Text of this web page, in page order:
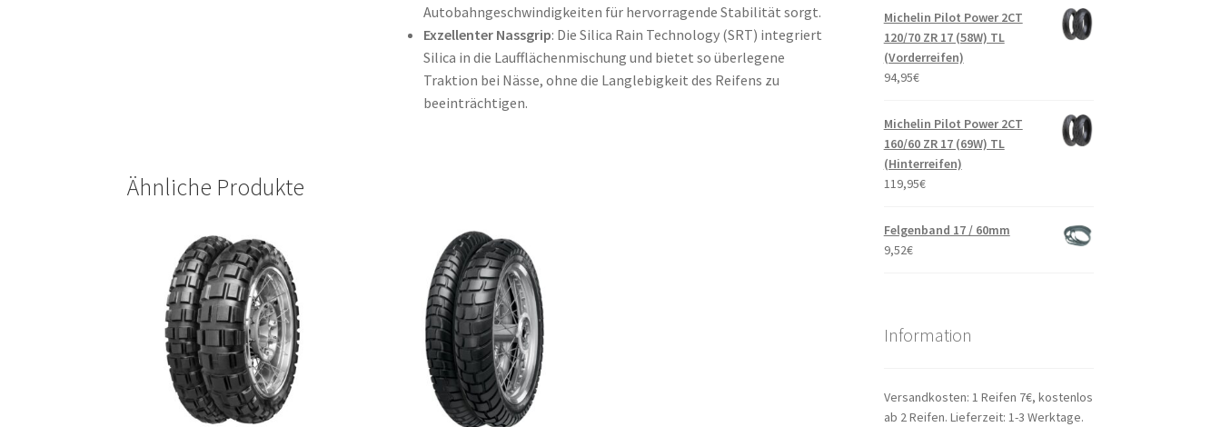
Autobahngeschwindigkeiten für hervorragende Stabilität sorgt.
Exzellenter Nassgrip: Die Silica Rain Technology (SRT) integriert
Silica in die Laufflächenmischung und bietet so überlegene
Traktion bei Nässe, ohne die Langlebigkeit des Reifens zu
beeinträchtigen.
Ähnliche Produkte
Michelin Pilot Power 2CT
120/70 ZR 17 (58W) TL
(Vorderreifen)
94,95€
Michelin Pilot Power 2CT
160/60 ZR 17 (69W) TL
(Hinterreifen)
119,95€
Felgenband 17 / 60mm
9,52€
Information
Versandkosten: 1 Reifen 7€, kostenlos
ab 2 Reifen. Lieferzeit: 1-3 Werktage.